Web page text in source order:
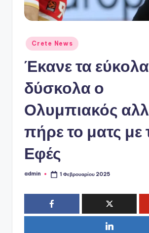
o
Αναρτήθηκε
σε
Crete News
Έκανε τα εύκολα
δύσκολα ο
Ολυμπιακός
πήρε το ματς με
Εφές
Συγγραφέας:
admin 1 Φεβρουαρίου 2025